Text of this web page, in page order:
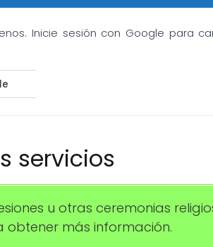
Inicie sesión con Google para
servicios
u otras ceremonias
más información.